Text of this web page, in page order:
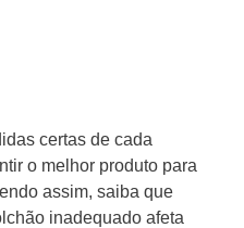
certas de cada
o melhor produto para
assim, saiba que
inadequado afeta